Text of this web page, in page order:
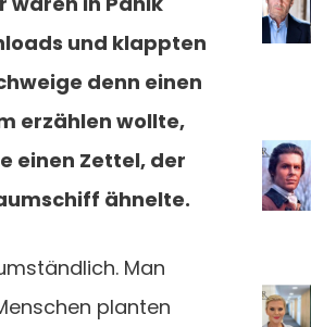
und klappten
denn einen
erzählen wollte,
einen Zettel, der
ähnelte.
Man
planten